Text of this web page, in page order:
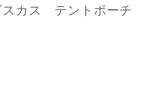
スカス テントポーチ